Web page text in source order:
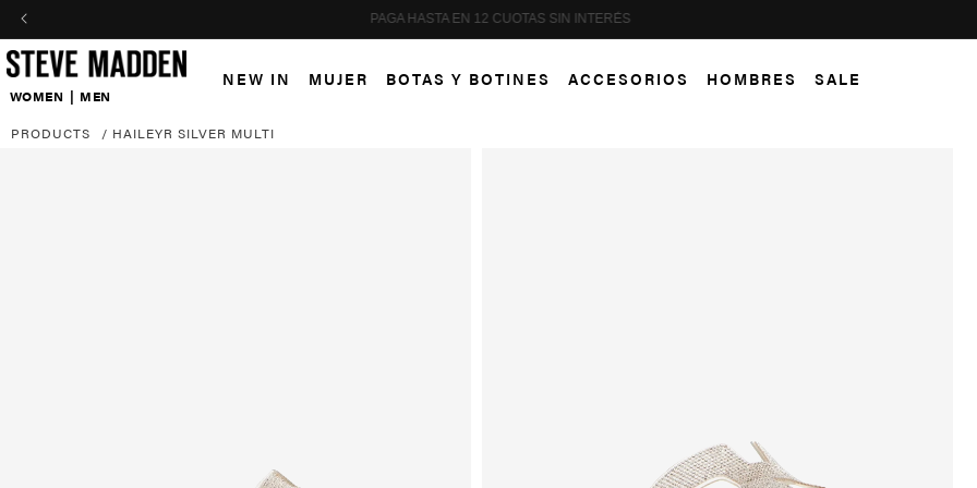
Skip to header
Skip to menu
Skip to content
Skip to footer PAGA HASTA EN 12 CUOTAS SIN INTERÉS
WOMEN | MEN
NEW IN MUJER BOTAS Y BOTINES ACCESORIOS HOMBRES SALE
PRODUCTS / HAILEYR SILVER MULTI